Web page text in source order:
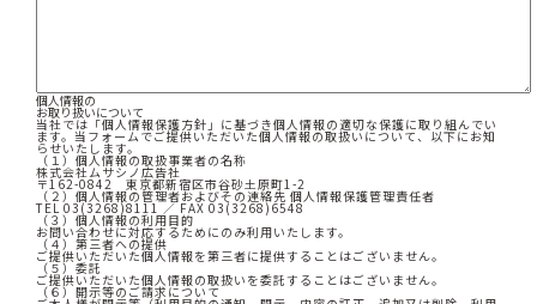
個人情報の
お取り扱いについて
当社では「個人情報保護方針」に基づき個人情報の適切な保護に取り組んでい
ます。当フォームでご提供いただいた個人情報の取扱いについて、以下にお知
らせいたします。
（１）個人情報の取扱事業者の名称
株式会社ムサシノ広告社
〒162-0842 東京都新宿区市谷砂土原町1-2
（２）個人情報の管理者およびその連絡先 個人情報保護管理責任者
TEL 03(3268)8111 ／ FAX 03(3268)6548
（３）個人情報の利用目的
お問い合わせに対応するためにのみ利用いたします。
（４）第三者への提供
ご提供いただいた個人情報を第三者に提供することはございません。
（５）委託
ご提供いただいた個人情報の取扱いを委託することはございません。
（６）開示等のご請求について